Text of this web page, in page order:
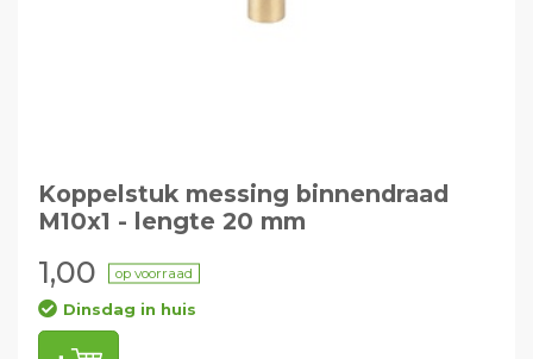
Koppelstuk messing binnendraad
M10x1 - lengte 20 mm
1,00 op voorraad
Dinsdag in huis